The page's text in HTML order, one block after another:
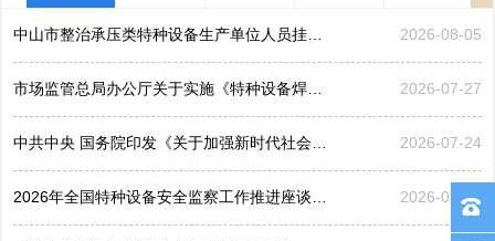
中山市整治承压类特种设备生产单位人员挂靠、临时凑岗、... 2026-08-05
市场监管总局办公厅关于实施《特种设备焊接操作人员考核... 2026-07-27
中共中央 国务院印发《关于加强新时代社会工作的意见》 2026-07-24
2026年全国特种设备安全监察工作推进座谈会在黑龙江哈... 2026-07-21